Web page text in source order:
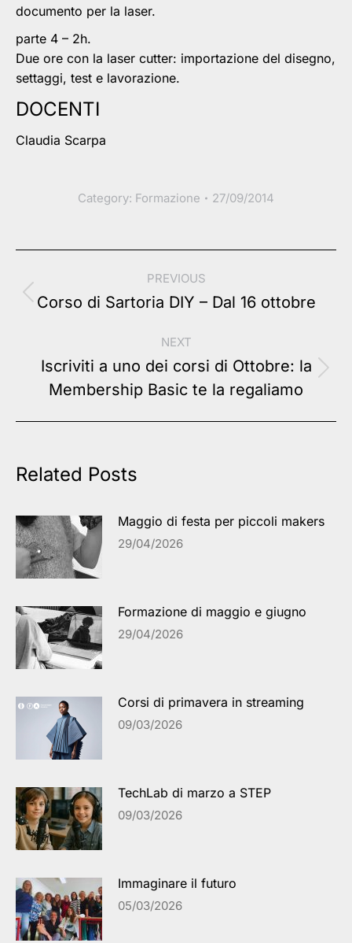
documento per la laser.
parte 4 – 2h.
Due ore con la laser cutter: importazione del disegno,
settaggi, test e lavorazione.
DOCENTI
Claudia Scarpa
Category: Formazione 27/09/2014
navigation
PREVIOUS
Previous
Corso di Sartoria DIY – Dal 16 ottobre
NEXT
Next
post:
Iscriviti a uno dei corsi di Ottobre: la
Membership Basic te la regaliamo
Related Posts
Maggio di festa per piccoli makers
29/04/2026
Formazione di maggio e giugno
29/04/2026
Corsi di primavera in streaming
09/03/2026
TechLab di marzo a STEP
09/03/2026
Immaginare il futuro
05/03/2026